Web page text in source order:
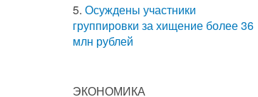
5. Осуждены участники
группировки за хищение более 36
млн рублей
ЭКОНОМИКА